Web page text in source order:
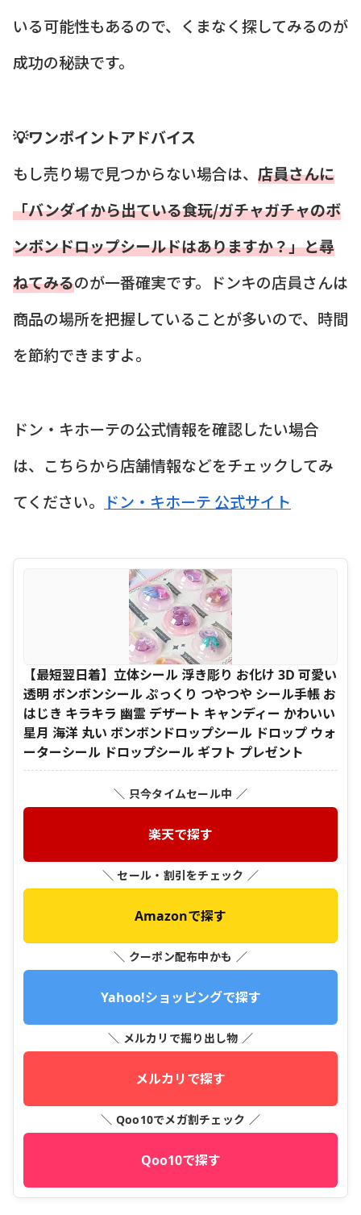
いる可能性もあるので、くまなく探してみるのが
成功の秘訣です。
💡ワンポイントアドバイス
もし売り場で見つからない場合は、 店員さんに
「バンダイから出ている食玩/ガチャガチャのボ
ンボンドロップシールドはありますか？」と尋
ねてみるのが一番確実です。ドンキの店員さんは
商品の場所を把握していることが多いので、時間
を節約できますよ。
ドン・キホーテの公式情報を確認したい場合
は、こちらから店舗情報などをチェックしてみ
てください。
ドン・キホーテ 公式サイト
【最短翌日着】立体シール 浮き彫り お化け 3D 可愛い
透明 ボンボンシール ぷっくり つやつや シール手帳 お
はじき キラキラ 幽霊 デザート キャンディー かわいい
星月 海洋 丸い ボンボンドロップシール ドロップ ウォ
ーターシール ドロップシール ギフト プレゼント
＼ 只今タイムセール中 ／
楽天で探す
＼ セール・割引をチェック ／
Amazonで探す
＼ クーポン配布中かも ／
Yahoo!ショッピングで探す
＼ メルカリで掘り出し物 ／
メルカリで探す
＼ Qoo10でメガ割チェック ／
Qoo10で探す